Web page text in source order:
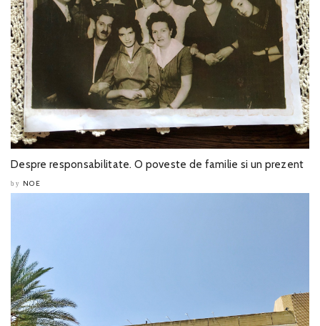
Despre responsabilitate. O poveste de familie si un prezent
by NOE